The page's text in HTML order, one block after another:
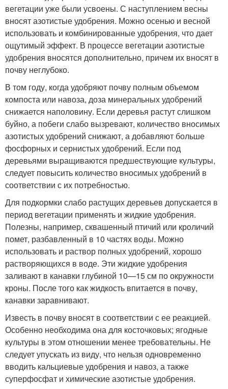
вегетации уже были усвоены. С наступлением весны
вносят азотистые удобрения. Можно осенью и весной
использовать и комбинированные удобрения, что дает
ощутимый эффект. В процессе вегетации азотистые
удобрения вносятся дополнительно, причем их вносят в
почву неглубоко.
В том году, когда удобряют почву полным объемом
компоста или навоза, доза минеральных удобрений
снижается наполовину. Если деревья растут слишком
буйно, а побеги слабо вызревают, количество вносимых
азотистых удобрений снижают, а добавляют больше
фосфорных и сернистых удобрений. Если под
деревьями выращиваются предшествующие культуры,
следует повысить количество вносимых удобрений в
соответствии с их потребностью.
Для подкормки слабо растущих деревьев допускается в
период вегетации применять и жидкие удобрения.
Полезны, например, сквашенный птичий или кроличий
помет, разбавленный в 10 частях воды. Можно
использовать и раствор полных удобрений, хорошо
растворяющихся в воде. Эти жидкие удобрения
заливают в канавки глубиной 10—15 см по окружности
кроны. После того как жидкость впитается в почву,
канавки заравнивают.
Известь в почву вносят в соответствии с ее реакцией.
Особенно необходима она для косточковых; ягодные
культуры в этом отношении менее требовательны. Не
следует упускать из виду, что нельзя одновременно
вводить кальциевые удобрения и навоз, а также
суперфосфат и химические азотистые удобрения.